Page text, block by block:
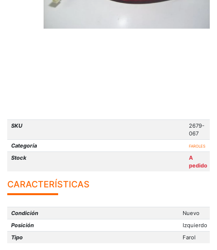
SKU
2679-
067
Categoría
FAROLES
Stock
A
pedido
CARACTERÍSTICAS
Condición
Nuevo
Posición
Izquierdo
Tipo
Farol